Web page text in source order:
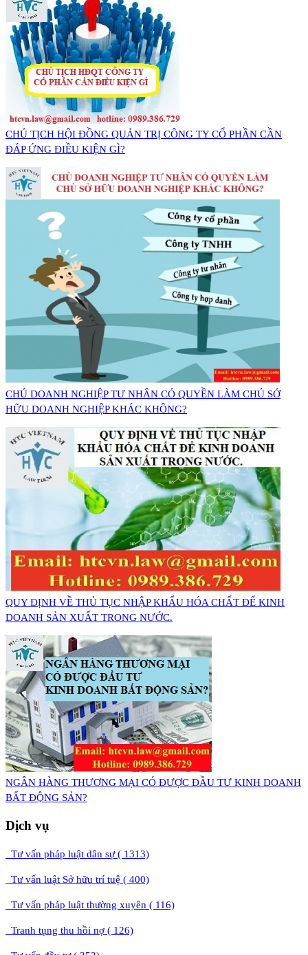
CHỦ TỊCH HỘI ĐỒNG QUẢN TRỊ CÔNG TY CỔ PHẦN CẦN
ĐÁP ỨNG ĐIỀU KIỆN GÌ?
CHỦ DOANH NGHIỆP TƯ NHÂN CÓ QUYỀN LÀM CHỦ SỞ
HỮU DOANH NGHIỆP KHÁC KHÔNG?
QUY ĐỊNH VỀ THỦ TỤC NHẬP KHẨU HÓA CHẤT ĐỂ KINH
DOANH SẢN XUẤT TRONG NƯỚC.
NGÂN HÀNG THƯƠNG MẠI CÓ ĐƯỢC ĐẦU TƯ KINH DOANH
BẤT ĐỘNG SẢN?
Dịch vụ
Tư vấn pháp luật dân sự ( 1313)
Tư vấn luật Sở hữu trí tuệ ( 400)
Tư vấn pháp luật thường xuyên ( 116)
Tranh tụng thu hồi nợ ( 126)